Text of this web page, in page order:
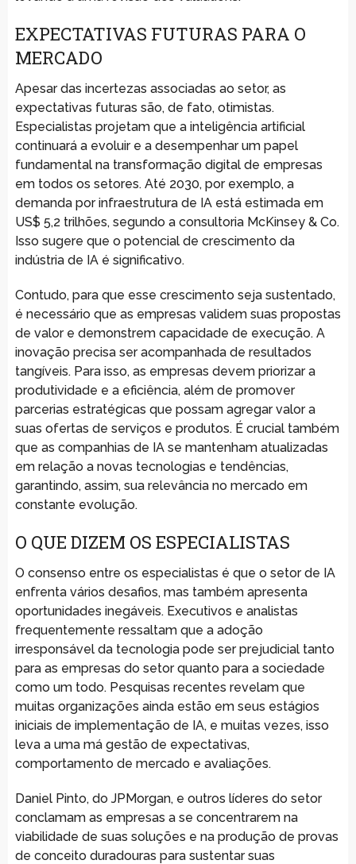
EXPECTATIVAS FUTURAS PARA O
MERCADO
Apesar das incertezas associadas ao setor, as
expectativas futuras são, de fato, otimistas.
Especialistas projetam que a inteligência artificial
continuará a evoluir e a desempenhar um papel
fundamental na transformação digital de empresas
em todos os setores. Até 2030, por exemplo, a
demanda por infraestrutura de IA está estimada em
US$ 5,2 trilhões, segundo a consultoria McKinsey & Co.
Isso sugere que o potencial de crescimento da
indústria de IA é significativo.
Contudo, para que esse crescimento seja sustentado,
é necessário que as empresas validem suas propostas
de valor e demonstrem capacidade de execução. A
inovação precisa ser acompanhada de resultados
tangíveis. Para isso, as empresas devem priorizar a
produtividade e a eficiência, além de promover
parcerias estratégicas que possam agregar valor a
suas ofertas de serviços e produtos. É crucial também
que as companhias de IA se mantenham atualizadas
em relação a novas tecnologias e tendências,
garantindo, assim, sua relevância no mercado em
constante evolução.
O QUE DIZEM OS ESPECIALISTAS
O consenso entre os especialistas é que o setor de IA
enfrenta vários desafios, mas também apresenta
oportunidades inegáveis. Executivos e analistas
frequentemente ressaltam que a adoção
irresponsável da tecnologia pode ser prejudicial tanto
para as empresas do setor quanto para a sociedade
como um todo. Pesquisas recentes revelam que
muitas organizações ainda estão em seus estágios
iniciais de implementação de IA, e muitas vezes, isso
leva a uma má gestão de expectativas,
comportamento de mercado e avaliações.
Daniel Pinto, do JPMorgan, e outros líderes do setor
conclamam as empresas a se concentrarem na
viabilidade de suas soluções e na produção de provas
de conceito duradouras para sustentar suas